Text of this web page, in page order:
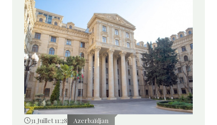
31 Juillet 11:28 Azerbaïdjan